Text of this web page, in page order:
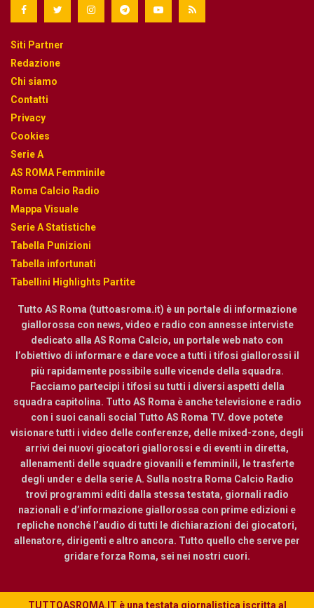
Siti Partner
Redazione
Chi siamo
Contatti
Privacy
Cookies
Serie A
AS ROMA Femminile
Roma Calcio Radio
Mappa Visuale
Serie A Statistiche
Tabella Punizioni
Tabella infortunati
Tabellini Highlights Partite
Tutto AS Roma (tuttoasroma.it) è un portale di informazione
giallorossa con news, video e radio con annesse interviste
dedicato alla AS Roma Calcio, un portale web nato con
l’obiettivo di informare e dare voce a tutti i tifosi giallorossi il
più rapidamente possibile sulle vicende della squadra.
Facciamo partecipi i tifosi su tutti i diversi aspetti della
squadra capitolina. Tutto AS Roma è anche televisione e radio
con i suoi canali social Tutto AS Roma TV. dove potete
visionare tutti i video delle conferenze, delle mixed-zone, degli
arrivi dei nuovi giocatori giallorossi e di eventi in diretta,
allenamenti delle squadre giovanili e femminili, le trasferte
degli under e della serie A. Sulla nostra Roma Calcio Radio
trovi programmi editi dalla stessa testata, giornali radio
nazionali e d’informazione giallorossa con prime edizioni e
repliche nonché l’audio di tutti le dichiarazioni dei giocatori,
allenatore, dirigenti e altro ancora. Tutto quello che serve per
gridare forza Roma, sei nei nostri cuori.
TUTTOASROMA.IT è una testata giornalistica iscritta al